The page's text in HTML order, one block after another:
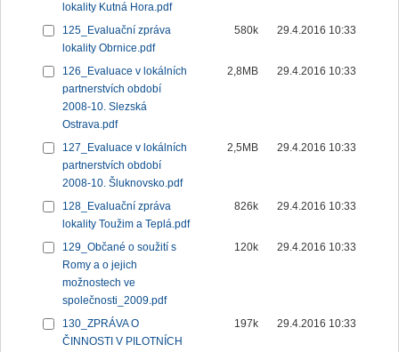
lokality Kutná Hora.pdf
125_Evaluační zpráva
lokality Obrnice.pdf
580k 29.4.2016 10:33
126_Evaluace v lokálních
partnerstvích období
2008-10. Slezská
Ostrava.pdf
2,8MB 29.4.2016 10:33
127_Evaluace v lokálních
partnerstvích období
2008-10. Šluknovsko.pdf
2,5MB 29.4.2016 10:33
128_Evaluační zpráva
lokality Toužim a Teplá.pdf
826k 29.4.2016 10:33
129_Občané o soužití s
Romy a o jejich
možnostech ve
společnosti_2009.pdf
120k 29.4.2016 10:33
130_ZPRÁVA O
ČINNOSTI V PILOTNÍCH
197k 29.4.2016 10:33